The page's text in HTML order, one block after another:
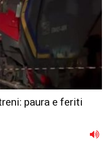
paura e feriti